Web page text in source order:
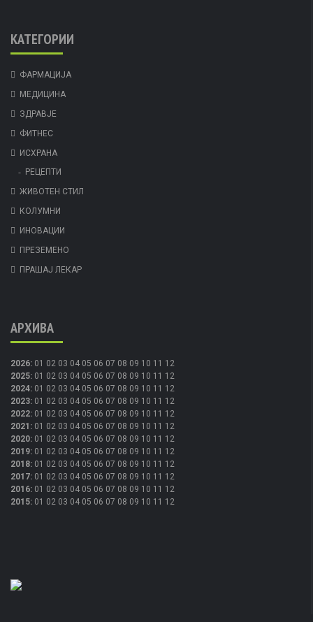
КАТЕГОРИИ
ФАРМАЦИЈА
МЕДИЦИНА
ЗДРАВЈЕ
ФИТНЕС
ИСХРАНА
РЕЦЕПТИ
ЖИВОТЕН СТИЛ
КОЛУМНИ
ИНОВАЦИИ
ПРЕЗЕМЕНО
ПРАШАЈ ЛЕКАР
АРХИВА
2026: 01 02 03 04 05 06 07 08 09 10 11 12
2025: 01 02 03 04 05 06 07 08 09 10 11 12
2024: 01 02 03 04 05 06 07 08 09 10 11 12
2023: 01 02 03 04 05 06 07 08 09 10 11 12
2022: 01 02 03 04 05 06 07 08 09 10 11 12
2021 : 01 02 03 04 05 06 07 08 09 10 11 12
2020: 01 02 03 04 05 06 07 08 09 10 11 12
2019: 01 02 03 04 05 06 07 08 09 10 11 12
2018: 01 02 03 04 05 06 07 08 09 10 11 12
2017: 01 02 03 04 05 06 07 08 09 10 11 12
2016: 01 02 03 04 05 06 07 08 09 10 11 12
2015: 01 02 03 04 05 06 07 08 09 10 11 12